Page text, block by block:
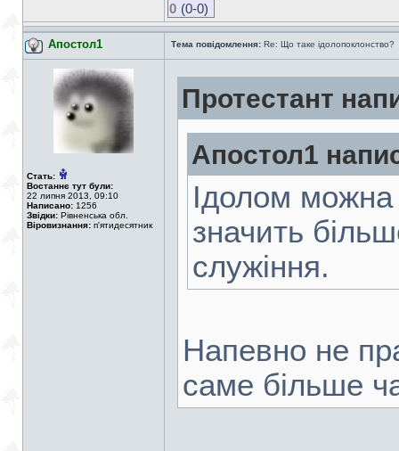
0 (0-0)
Апостол1 Тема повідомлення: Re: Що таке ідолопоклонство?
Стать:
Востаннє тут були:
22 липня 2013, 09:10
Написано: 1256
Звідки: Рівненська обл.
Віровизнання: п'ятидесятник
Протестант
Апостол1
Ідолом можна
значить
служіння.
Напевно не
саме більше